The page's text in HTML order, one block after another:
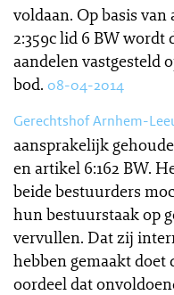
voldaan. Op basis
2:359c lid 6 BW wordt
aandelen vastgesteld
bod. 08-04-2014
Gerechtshof Arnhem-
aansprakelijk
en artikel 6:162 BW.
beide bestuurders
hun bestuurstaak op
vervullen. Dat zij
hebben gemaakt doet
oordeel dat